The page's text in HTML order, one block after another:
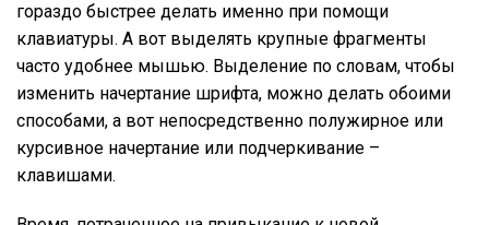
гораздо быстрее делать именно при помощи
клавиатуры. А вот выделять крупные фрагменты
часто удобнее мышью. Выделение по словам, чтобы
изменить начертание шрифта, можно делать обоими
способами, а вот непосредственно полужирное или
курсивное начертание или подчеркивание –
клавишами.